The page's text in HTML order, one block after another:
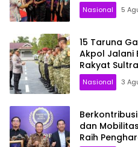
Nasional 5
15 Taruna
Akpol Jalani
Rakyat Sultra
Nasional 3
dan
Raih